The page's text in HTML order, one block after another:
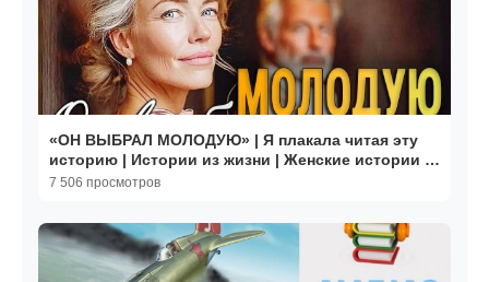
«ОН ВЫБРАЛ МОЛОДУЮ» | Я плакала читая эту
историю | Истории из жизни | Женские истории |
Аудиорассказ
7 506 просмотров